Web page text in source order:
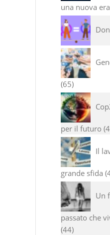
una nuova era
65
per il futuro
Il
grande sfida
Un
passato che
44